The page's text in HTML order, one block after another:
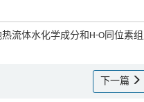
流体水化学成分和H-O同位素
下一篇